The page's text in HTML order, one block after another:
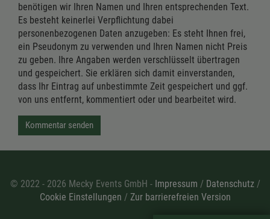
benötigen wir Ihren Namen und Ihren entsprechenden Text.
Es besteht keinerlei Verpflichtung dabei
personenbezogenen Daten anzugeben: Es steht Ihnen frei,
ein Pseudonym zu verwenden und Ihren Namen nicht Preis
zu geben. Ihre Angaben werden verschlüsselt übertragen
und gespeichert. Sie erklären sich damit einverstanden,
dass Ihr Eintrag auf unbestimmte Zeit gespeichert und ggf.
von uns entfernt, kommentiert oder und bearbeitet wird.
Kommentar senden
© 2022 - 2026 Mecky Events GmbH - Impressum / Datenschutz/
Cookie Einstellungen / Zur barrierefreien Version